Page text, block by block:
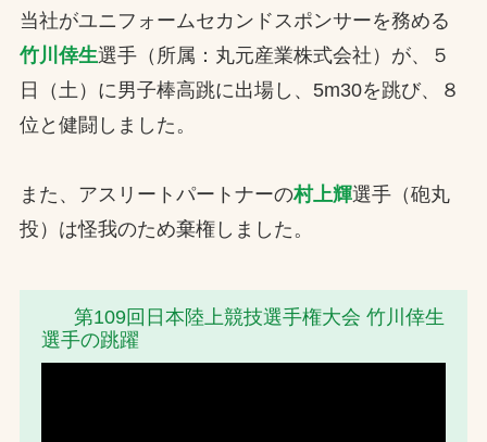
お問合せ
お取引先の皆様へ
プライバシーポリシー
InstagramFacebookYouTube
文字の見えづらさや操作にお困りの方へ
当社がユニフォームセカンドスポンサーを務める
竹川倖生選手（所属：丸元産業株式会社）が、５
日（土）に男子棒高跳に出場し、5m30を跳び、８
位と健闘しました。
また、アスリートパートナーの村上輝選手（砲丸
投）は怪我のため棄権しました。
第109回日本陸上競技選手権大会 竹川倖生
選手の跳躍